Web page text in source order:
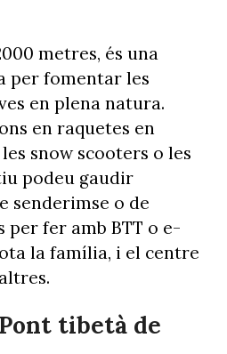
metres, és una
per fomentar les
en plena natura.
en raquetes en
snow scooters o les
podeu gaudir
senderimse o de
fer amb BTT o e-
la família, i el centre
tibetà de